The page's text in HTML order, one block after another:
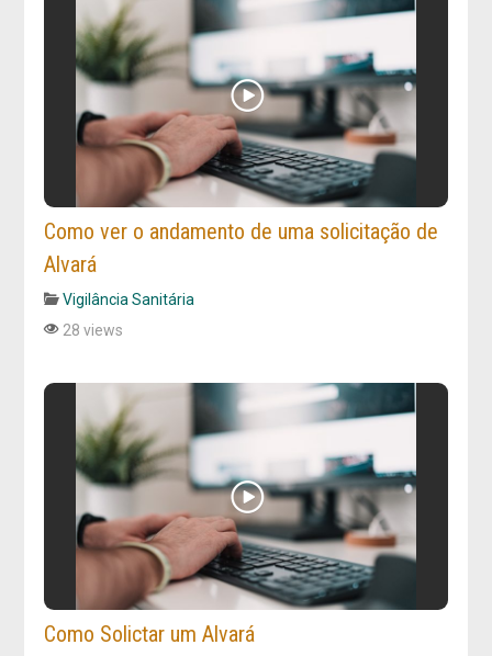
Como ver o andamento de uma solicitação de
Alvará
Vigilância Sanitária
28 views
Como Solictar um Alvará